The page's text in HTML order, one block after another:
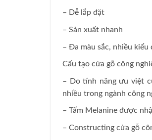
– Dễ lắp đặt
– Sản xuất nhanh
– Đa màu sắc, nhiều
Cấu tạo cửa gỗ công
– Do tính năng ưu việt
nhiều trong ngành công
– Tấm Melanine được
– Constructing cửa gỗ